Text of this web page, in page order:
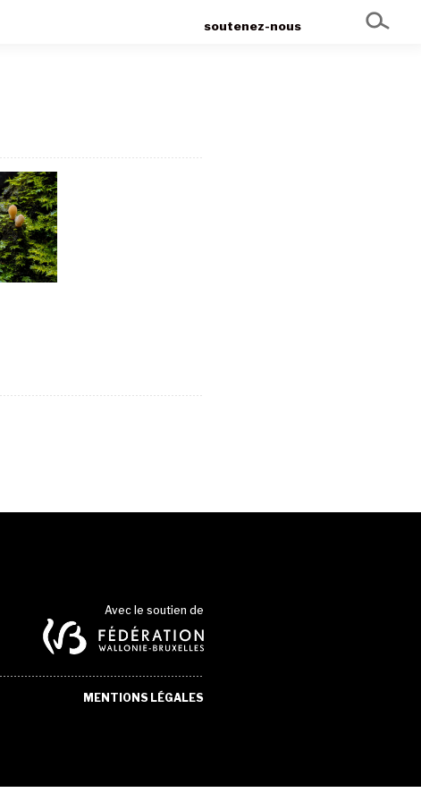
soutenez-nous
Avec le soutien de
MENTIONS LÉGALES